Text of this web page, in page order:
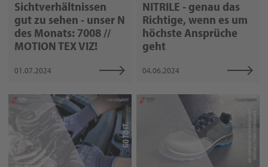
Sichtverhältnissen
gut zu sehen - unser N
des Monats: 7008 //
MOTION TEX VIZ!
01.07.2024
NITRILE - genau das
Richtige, wenn es um
höchste Ansprüche
geht
04.06.2024